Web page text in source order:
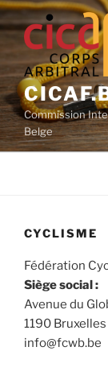
Aller
au
contenu
principal
Commission
Belge
CYCLISME
Fédération
Siège social :
Avenue du
1190 Bruxelles
info@fcwb.be